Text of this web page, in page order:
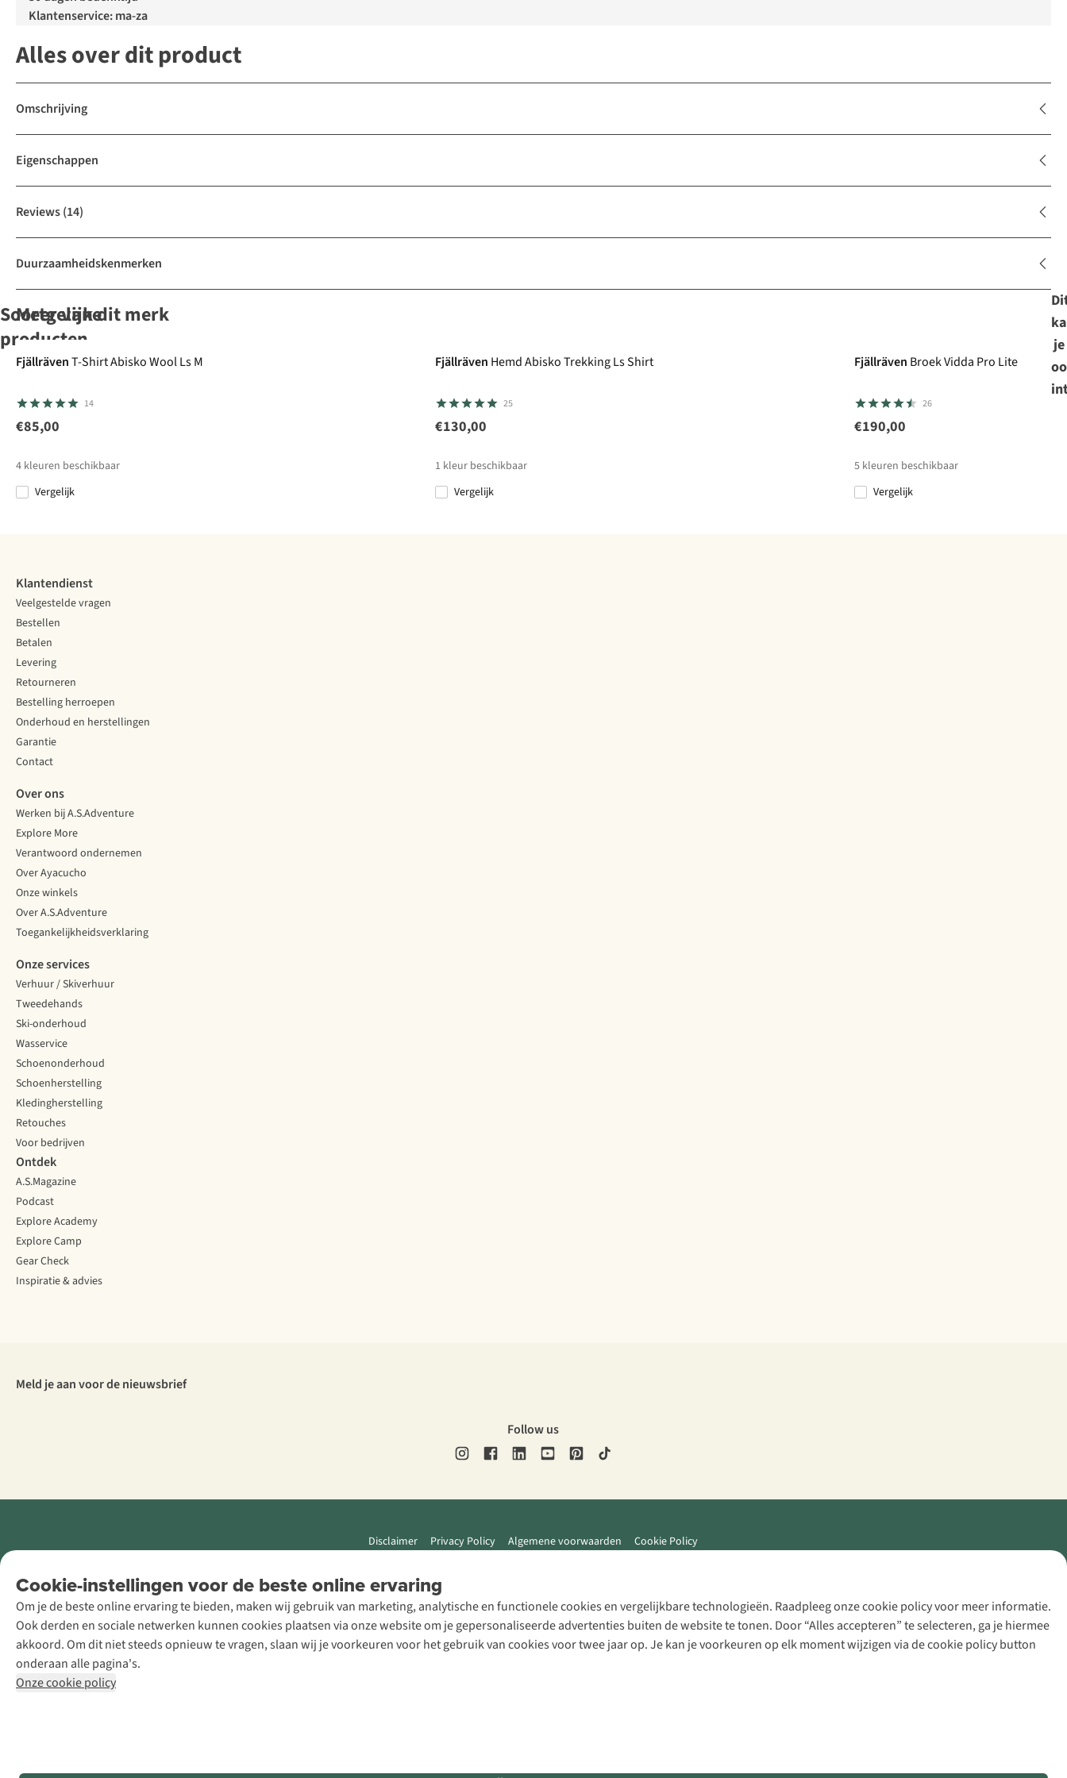
Klantenservice: ma-za
Alles over dit product
Omschrijving
Eigenschappen
Reviews(14)
Duurzaamheidskenmerken
Soortgelijke
producten
Ascendor
Hoody
Trui
Boardshort
Hoodie
Trui P-6 Logo
Uprisal
DesignTrui
Sunrise
Meer van dit merk
FjällrävenT-Shirt Abisko Wool Ls M
14
€85,00
4 kleuren beschikbaar
Vergelijk
Fjällräven Hemd Abisko Trekking Ls Shirt
25
€130,00
1 kleur beschikbaar
Vergelijk
Fjällräven Broek Vidda Pro Lite
26
€190,00
5 kleuren beschikbaar
Vergelijk
je
Cookie-instellingen voor de beste online ervaring
Om je de beste online ervaring te bieden, maken wij gebruik van marketing, analytische en functionele cookies en vergelijkbare technologieën. Raadpleeg onze cookie policy voor meer informatie.
Ook derden en sociale netwerken kunnen cookies plaatsen via onze website om je gepersonaliseerde advertenties buiten de website te tonen. Door “Alles accepteren” te selecteren, ga je hiermee
akkoord. Om dit niet steeds opnieuw te vragen, slaan wij je voorkeuren voor het gebruik van cookies voor twee jaar op. Je kan je voorkeuren op elk moment wijzigen via de cookie policy button
onderaan alle pagina's.
Onze cookie policy
Klantendienst
Veelgestelde vragen
Bestellen
Betalen
Levering
Retourneren
Bestelling herroepen
Onderhoud en herstellingen
Garantie
Contact
Over ons
Werken bij A.S.Adventure
Explore More
Verantwoord ondernemen
Over Ayacucho
Onze winkels
Over A.S.Adventure
Toegankelijkheidsverklaring
Onze services
Verhuur / Skiverhuur
Tweedehands
Ski-onderhoud
Wasservice
Schoenonderhoud
Schoenherstelling
Kledingherstelling
Retouches
Voor bedrijven
Ontdek
A.S.Magazine
Podcast
Explore Academy
Explore Camp
Gear Check
Inspiratie & advies
Meld je aan voor de nieuwsbrief
Follow us
Disclaimer Privacy Policy Algemene voorwaarden Cookie Policy
Retail Concepts
NV,
Smallandlaan
9, B-2660
Hoboken
+32 (0)3 828
30 15